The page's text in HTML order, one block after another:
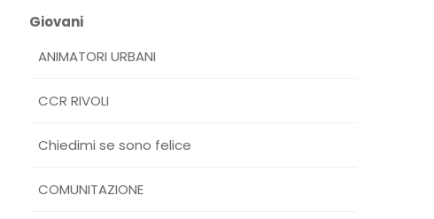
Giovani
ANIMATORI URBANI
CCR RIVOLI
Chiedimi se sono felice
COMUNITAZIONE